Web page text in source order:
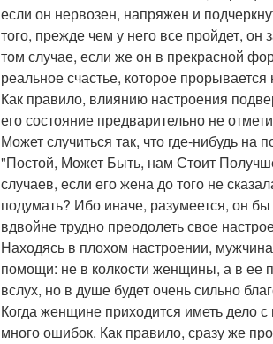
если он нервозен, напряжен и
того, прежде чем у него все пройдет,
том случае, если же он в прекрасной
реальное счастье, которое
Как правило, влиянию настроения
его состояние предварительно не
Может случиться так, что где-нибудь на
"Постой, Может Быть, нам Стоит
случаев, если его жена до того не
подумать? Ибо иначе, разумеется, он
вдвойне трудно преодолеть свое
Находясь в плохом настроении,
помощи: не в колкости женщины, а в ее
вслух, но в душе будет очень сильно
Когда женщине приходится иметь дело
много ошибок. Как правило, сразу же